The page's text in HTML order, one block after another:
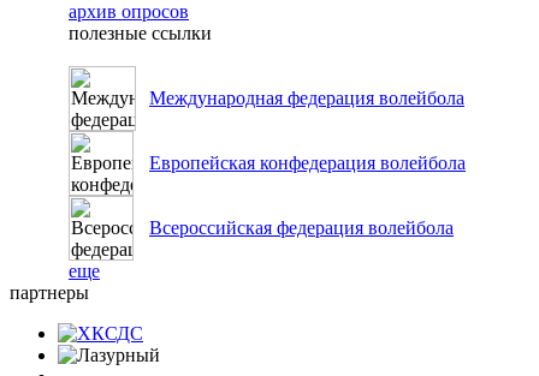
архив опросов
полезные ссылки
Международная федерация волейбола
Европейская конфедерация волейбола
Всероссийская федерация волейбола
еще
партнеры